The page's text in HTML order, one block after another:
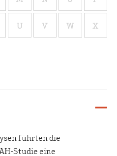
U V W X
führten die
Studie eine